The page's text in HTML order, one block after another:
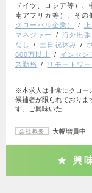
ドイツ、ロシア等）
南アフリカ等）、その
グローバル企業）
マネジャー
海外出張
なし
土日祝休み
600万以上
インセン
ス勤務
リモートワ
※本求人は非常にクロー
候補者が限られておりま
す。ご興味いた…
会社概要 大幅増員中
興